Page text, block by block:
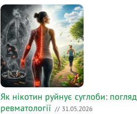
Як нікотин руйнує суглоби:
ревматології // 31.05.2026